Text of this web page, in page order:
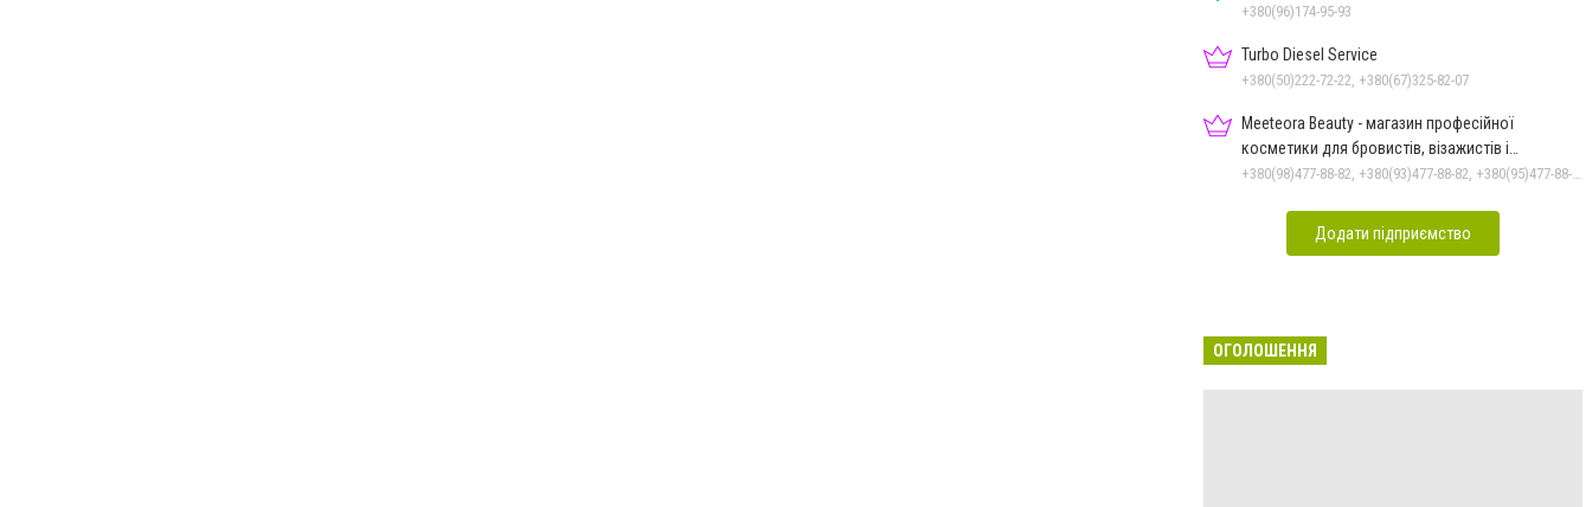
+380(96)174-95-93
Turbo Diesel Service
+380(50)222-72-22, +380(67)325-82-07
Meeteora Beauty - магазин професійної
косметики для бровистів, візажистів і
ламімейкерів
Додати підприємство
ОГОЛОШЕННЯ